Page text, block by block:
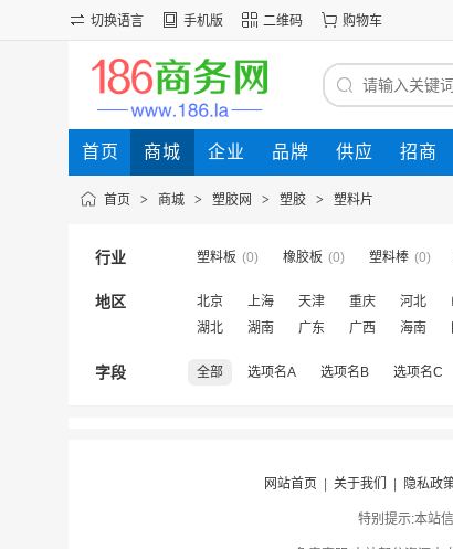
切换语言 手机版 二维码 购物车
首页 商城 企业 品牌 供应 招商
首页 > 商城 > 塑胶网 > 塑胶 > 塑料片
行业 塑料板 (0) 橡胶板 (0) 塑料棒 (0)
地区 北京 上海 天津 重庆 河北
湖北
湖南 广东 广西 海南
字段 全部 选项名A 选项名B 选项名C
网站首页 关于我们 隐私政
特别提示:本站